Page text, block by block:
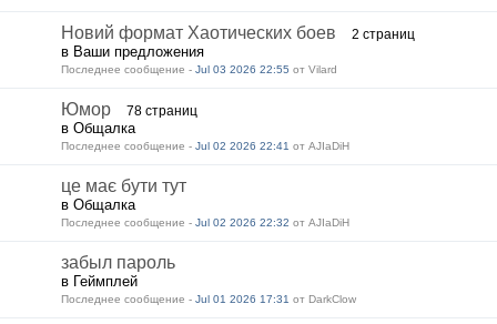
Новий формат Хаотических боев 2 страниц
в Ваши предложения
Последнее сообщение - Jul 03 2026 22:55 от Vilard
Юмор 78 страниц
в Общалка
Последнее сообщение - Jul 02 2026 22:41 от AJIaDiH
це має бути тут
в Общалка
Последнее сообщение - Jul 02 2026 22:32 от AJIaDiH
забыл пароль
в Геймплей
Последнее сообщение - Jul 01 2026 17:31 от DarkClow